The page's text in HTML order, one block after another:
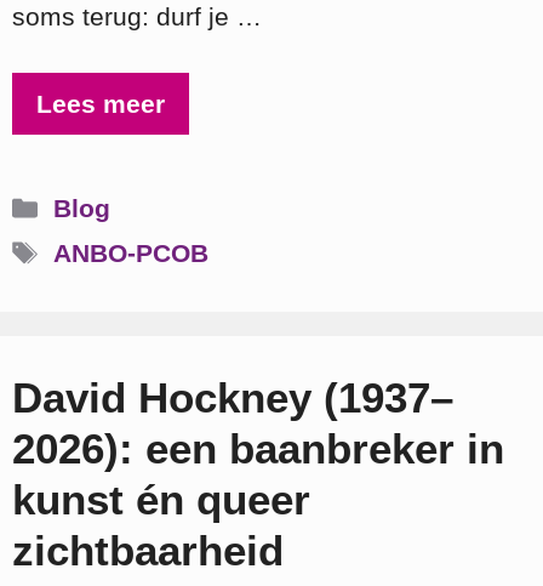
soms terug: durf je …
Lees meer
Categorieën
Blog
Tags
ANBO-PCOB
David Hockney (1937–
2026): een baanbreker in
kunst én queer
zichtbaarheid